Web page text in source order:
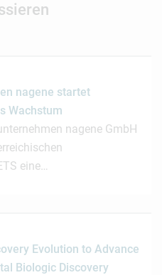
nagene startet
Wachstum
nagene GmbH
eine…
Evolution to Advance
Biologic Discovery